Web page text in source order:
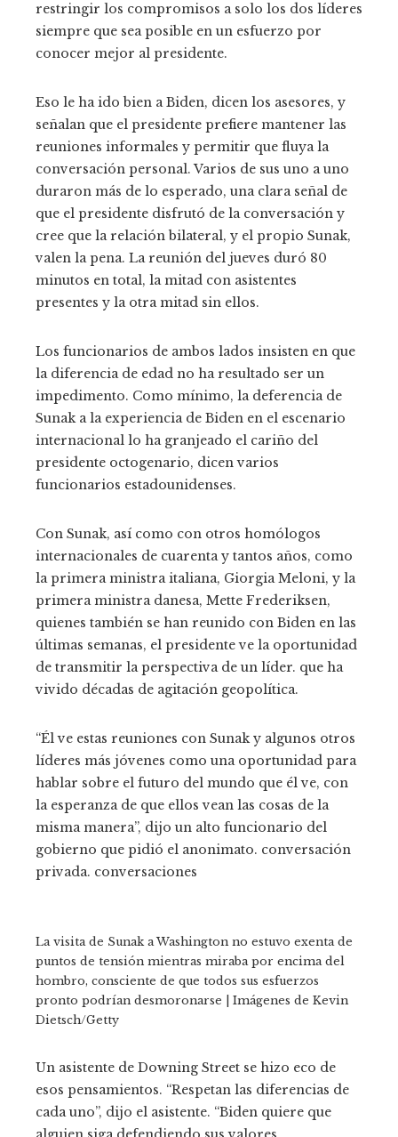
restringir los compromisos a solo los dos líderes
siempre que sea posible en un esfuerzo por
conocer mejor al presidente.
Eso le ha ido bien a Biden, dicen los asesores, y
señalan que el presidente prefiere mantener las
reuniones informales y permitir que fluya la
conversación personal. Varios de sus uno a uno
duraron más de lo esperado, una clara señal de
que el presidente disfrutó de la conversación y
cree que la relación bilateral, y el propio Sunak,
valen la pena. La reunión del jueves duró 80
minutos en total, la mitad con asistentes
presentes y la otra mitad sin ellos.
Los funcionarios de ambos lados insisten en que
la diferencia de edad no ha resultado ser un
impedimento. Como mínimo, la deferencia de
Sunak a la experiencia de Biden en el escenario
internacional lo ha granjeado el cariño del
presidente octogenario, dicen varios
funcionarios estadounidenses.
Con Sunak, así como con otros homólogos
internacionales de cuarenta y tantos años, como
la primera ministra italiana, Giorgia Meloni, y la
primera ministra danesa, Mette Frederiksen,
quienes también se han reunido con Biden en las
últimas semanas, el presidente ve la oportunidad
de transmitir la perspectiva de un líder. que ha
vivido décadas de agitación geopolítica.
“Él ve estas reuniones con Sunak y algunos otros
líderes más jóvenes como una oportunidad para
hablar sobre el futuro del mundo que él ve, con
la esperanza de que ellos vean las cosas de la
misma manera”, dijo un alto funcionario del
gobierno que pidió el anonimato. conversación
privada. conversaciones
La visita de Sunak a Washington no estuvo exenta de
puntos de tensión mientras miraba por encima del
hombro, consciente de que todos sus esfuerzos
pronto podrían desmoronarse | Imágenes de Kevin
Dietsch/Getty
Un asistente de Downing Street se hizo eco de
esos pensamientos. “Respetan las diferencias de
cada uno”, dijo el asistente. “Biden quiere que